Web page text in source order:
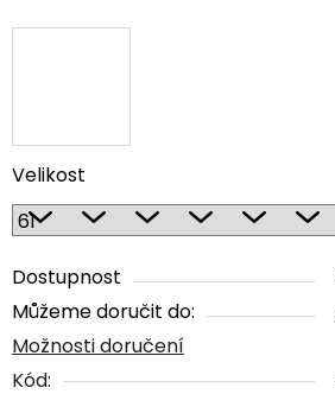
Velikost
Dostupnost
Můžeme doručit do:
Možnosti doručení
Kód: